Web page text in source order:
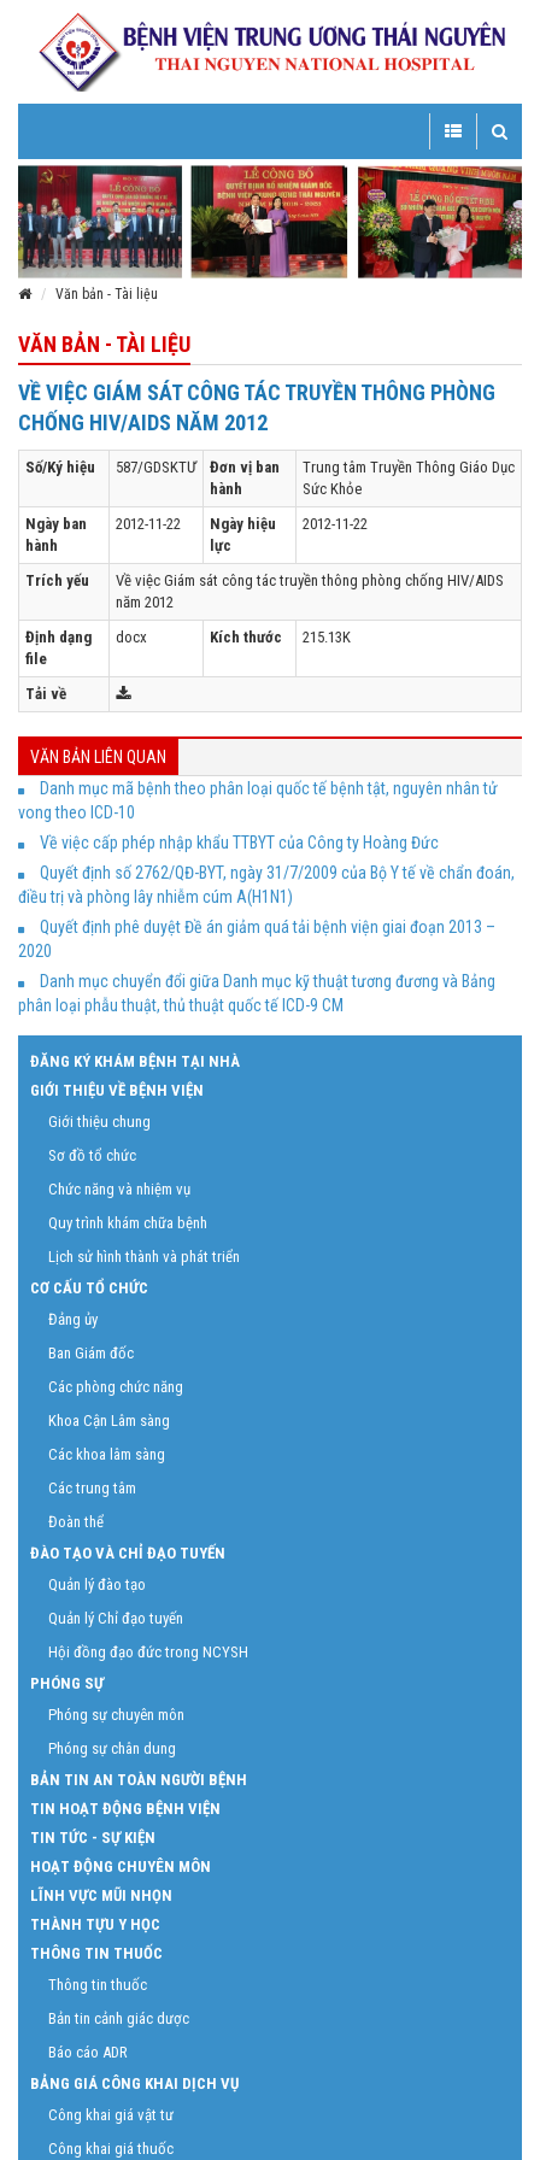
Toggle
Toggle
navigation
Văn bản - Tài liệu
VĂN BẢN - TÀI LIỆU
VỀ VIỆC GIÁM SÁT CÔNG TÁC TRUYỀN THÔNG PHÒNG
CHỐNG HIV/AIDS NĂM 2012
Số/Ký hiệu 587/GDSKTƯ
Đơn vị ban
hành
Trung tâm Truyền Thông Giáo Dục
Sức Khỏe
Ngày ban
hành
2012-11-22
Ngày hiệu
lực
2012-11-22
Trích yếu
Về việc Giám sát công tác truyền thông phòng chống HIV/AIDS
năm 2012
Định dạng
file
docx Kích thước 215.13K
Tải về
VĂN BẢN LIÊN QUAN
Danh mục mã bệnh theo phân loại quốc tế bệnh tật, nguyên nhân tử
vong theo ICD-10
Về việc cấp phép nhập khẩu TTBYT của Công ty Hoàng Đức
Quyết định số 2762/QĐ-BYT, ngày 31/7/2009 của Bộ Y tế về chẩn đoán,
điều trị và phòng lây nhiễm cúm A(H1N1)
Quyết định phê duyệt Đề án giảm quá tải bệnh viện giai đoạn 2013 –
2020
Danh mục chuyển đổi giữa Danh mục kỹ thuật tương đương và Bảng
phân loại phẫu thuật, thủ thuật quốc tế ICD-9 CM
ĐĂNG KÝ KHÁM BỆNH TẠI NHÀ
GIỚI THIỆU VỀ BỆNH VIỆN
Giới thiệu chung
Sơ đồ tổ chức
Chức năng và nhiệm vụ
Quy trình khám chữa bệnh
Lịch sử hình thành và phát triển
CƠ CẤU TỔ CHỨC
Đảng ủy
Ban Giám đốc
Các phòng chức năng
Khoa Cận Lâm sàng
Các khoa lâm sàng
Các trung tâm
Đoàn thể
ĐÀO TẠO VÀ CHỈ ĐẠO TUYẾN
Quản lý đào tạo
Quản lý Chỉ đạo tuyến
Hội đồng đạo đức trong NCYSH
PHÓNG SỰ
Phóng sự chuyên môn
Phóng sự chân dung
BẢN TIN AN TOÀN NGƯỜI BỆNH
TIN HOẠT ĐỘNG BỆNH VIỆN
TIN TỨC - SỰ KIỆN
HOẠT ĐỘNG CHUYÊN MÔN
LĨNH VỰC MŨI NHỌN
THÀNH TỰU Y HỌC
THÔNG TIN THUỐC
Thông tin thuốc
Bản tin cảnh giác dược
Báo cáo ADR
BẢNG GIÁ CÔNG KHAI DỊCH VỤ
Công khai giá vật tư
Công khai giá thuốc